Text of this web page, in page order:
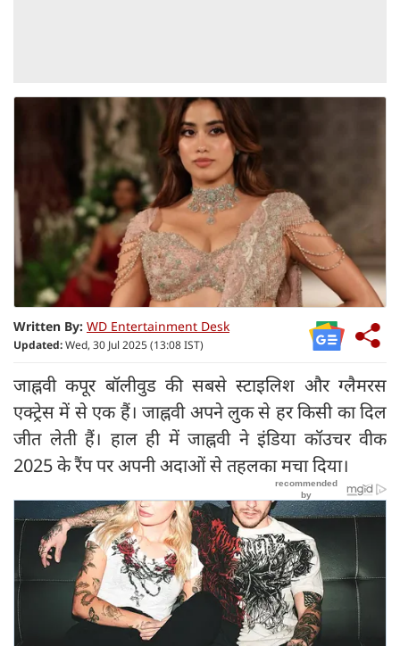
Written By: WD Entertainment Desk
Updated:Wed, 30 Jul 2025 (13:08 IST)
जाह्नवी कपूर बॉलीवुड की सबसे स्टाइलिश और ग्लैमरस
एक्ट्रेस में से एक हैं। जाह्नवी अपने लुक से हर किसी का दिल
जीत लेती हैं। हाल ही में जाह्नवी ने इंडिया कॉउचर वीक
2025 के रैंप पर अपनी अदाओं से तहलका मचा दिया।